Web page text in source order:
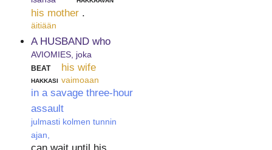
his mother
äitiään
.
A HUSBAND who
AVIOMIES, joka
beat
hakkasi
his wife
vaimoaan
in a savage three-hour
assault
julmasti kolmen tunnin
ajan,